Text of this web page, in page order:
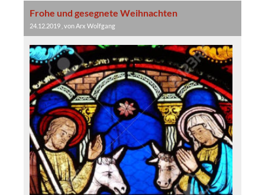
Frohe und gesegnete Weihnachten
24.12.2019 , von Arx Wolfgang